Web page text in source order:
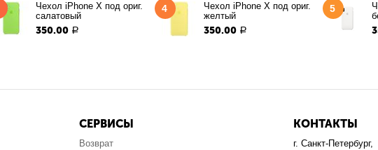
Чехол iPhone X под ориг.
салатовый
350.00 Р
4
Чехол iPhone X под ориг.
желтый
350.00 Р
5
СЕРВИСЫ
Возврат
КОНТАКТЫ
г. Санкт-Петербург,